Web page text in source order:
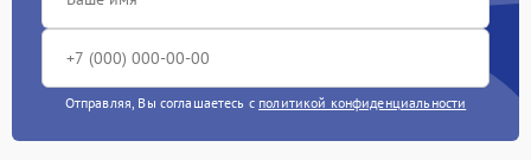
Отправляя, Вы соглашаетесь с политикой конфиденциальности